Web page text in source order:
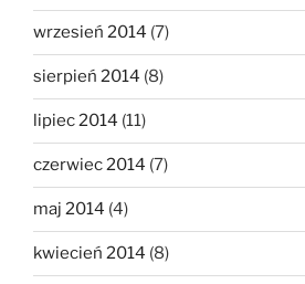
wrzesień 2014 (7)
sierpień 2014 (8)
lipiec 2014 (11)
czerwiec 2014 (7)
maj 2014 (4)
kwiecień 2014 (8)